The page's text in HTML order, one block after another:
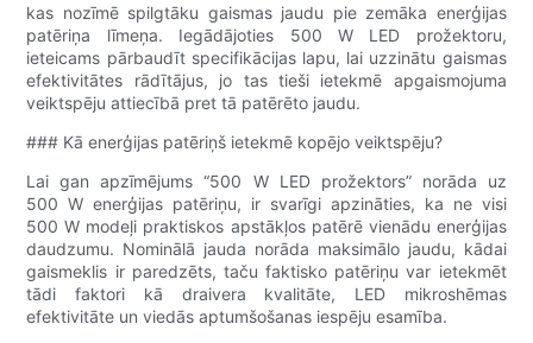
kas nozīmē spilgtāku gaismas jaudu pie zemāka enerģijas
patēriņa līmeņa. Iegādājoties 500 W LED prožektoru,
ieteicams pārbaudīt specifikācijas lapu, lai uzzinātu gaismas
efektivitātes rādītājus, jo tas tieši ietekmē apgaismojuma
veiktspēju attiecībā pret tā patērēto jaudu.
### Kā enerģijas patēriņš ietekmē kopējo veiktspēju?
Lai gan apzīmējums “500 W LED prožektors” norāda uz
500 W enerģijas patēriņu, ir svarīgi apzināties, ka ne visi
500 W modeļi praktiskos apstākļos patērē vienādu enerģijas
daudzumu. Nominālā jauda norāda maksimālo jaudu, kādai
gaismeklis ir paredzēts, taču faktisko patēriņu var ietekmēt
tādi faktori kā draivera kvalitāte, LED mikroshēmas
efektivitāte un viedās aptumšošanas iespēju esamība.